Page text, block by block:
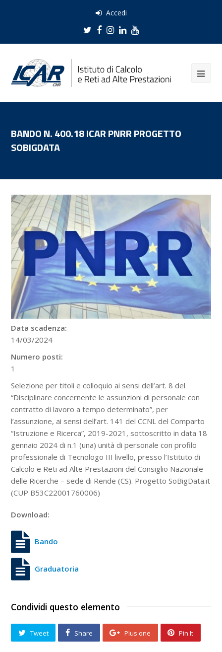
Accedi
Twitter
Facebook
Instagram
LinkedIn
Youtube
BANDO N. 400.18 ICAR PNRR PROGETTO
SOBIGDATA
Data scadenza:
14/03/2024
Numero posti:
1
Selezione per titoli e colloquio ai sensi dell’art. 8 del
“Disciplinare concernente le assunzioni di personale con
contratto di lavoro a tempo determinato”, per
l’assunzione, ai sensi dell’art. 141 del CCNL del Comparto
“Istruzione e Ricerca”, 2019-2021, sottoscritto in data 18
gennaio 2024 di n.1 (una) unità di personale con profilo
professionale di Tecnologo III livello, presso l’Istituto di
Calcolo e Reti ad Alte Prestazioni del Consiglio Nazionale
delle Ricerche – sede di Rende (CS). Progetto SoBigData.it
(CUP B53C22001760006)
Download:
Bando
Graduatoria
Condividi questo elemento
Tweet Share Plus one Pin It